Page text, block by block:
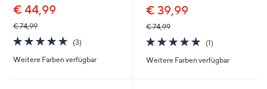
diese
anzuzeigen.
€ 44,99
€ 74,99
5.0
von
5
(3)3
Weitere Farben verfügbar
€ 39,99
€ 74,99
5.0
von
5
(1)1
Weitere Farben verfügbar